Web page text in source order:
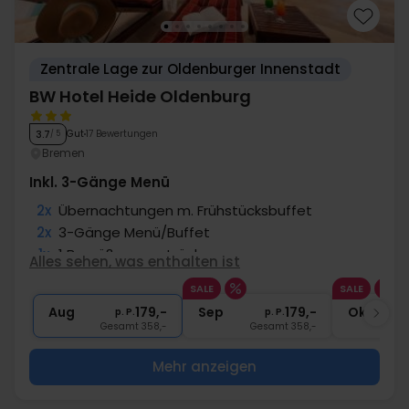
Zentrale Lage zur Oldenburger Innenstadt
BW Hotel Heide Oldenburg
3.7/ 5 Gut 17 Bewertungen
Bremen
Inkl. 3-Gänge Menü
2x Übernachtungen m. Frühstücksbuffet
2x 3-Gänge Menü/Buffet
1x 1 Begrüßungsgetränk
1 Flasche Mineralwasser
2x Gratis Parken in Tiefgarage
Alles sehen, was enthalten ist
Aug p. P.179,-
Gesamt 358,-
SALE
Sep p. P.179,-
Gesamt 358,-
SALE
Okt
Mehr anzeigen